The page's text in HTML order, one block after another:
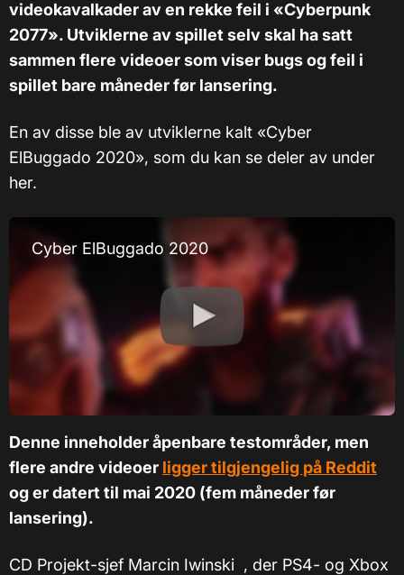
videokavalkader av en rekke feil i «Cyberpunk
2077». Utviklerne av spillet selv skal ha satt
sammen flere videoer som viser bugs og feil i
spillet bare måneder før lansering.
En av disse ble av utviklerne kalt «Cyber
ElBuggado 2020», som du kan se deler av under
her.
Cyber ElBuggado 2020
Denne inneholder åpenbare testområder, men
flere andre videoer ligger tilgjengelig på Reddit
og er datert til mai 2020 (fem måneder før
lansering).
CD Projekt-sjef Marcin Iwinski , der PS4- og Xbox